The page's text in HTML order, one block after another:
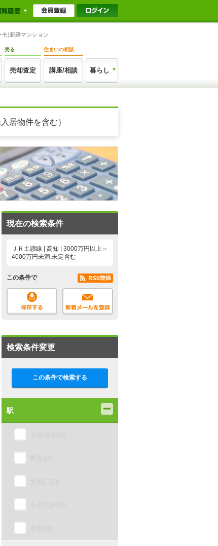
)新築マンション
売る
売却査定
住まいの相談
講座/相談 暮らし
居物件を含む）
現在の検索条件
ＪＲ土讃線 | 高知 | 3000万円以上～
4000万円未満,未定含む
この条件で
検索条件変更
この条件で検索する
駅